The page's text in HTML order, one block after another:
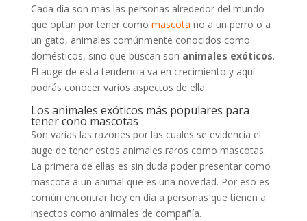
Cada día son más las personas alrededor del mundo
que optan por tener como mascota no a un perro o a
un gato, animales comúnmente conocidos como
domésticos, sino que buscan son animales exóticos.
El auge de esta tendencia va en crecimiento y aquí
podrás conocer varios aspectos de ella.
Los animales exóticos más populares para
tener cono mascotas
Son varias las razones por las cuales se evidencia el
auge de tener estos animales raros como mascotas.
La primera de ellas es sin duda poder presentar como
mascota a un animal que es una novedad. Por eso es
común encontrar hoy en día a personas que tienen a
insectos como animales de compañía.